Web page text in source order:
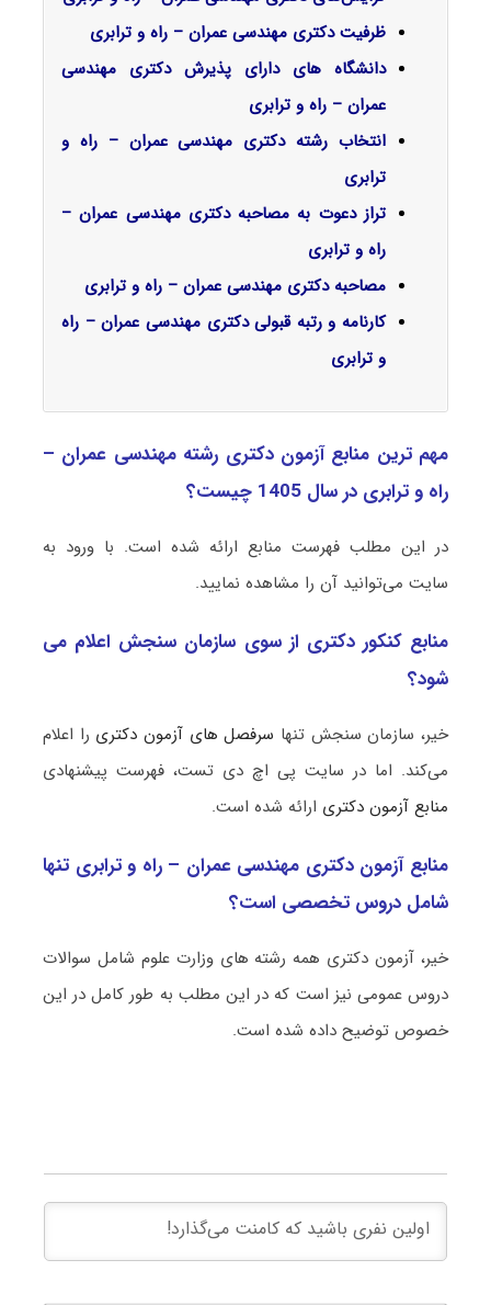
ظرفیت دکتری مهندسی عمران – راه و ترابری
دانشگاه های دارای پذیرش دکتری مهندسی
عمران – راه و ترابری
انتخاب رشته دکتری مهندسی عمران – راه و
ترابری
تراز دعوت به مصاحبه دکتری مهندسی عمران –
راه و ترابری
مصاحبه دکتری مهندسی عمران – راه و ترابری
کارنامه و رتبه قبولی دکتری مهندسی عمران – راه
و ترابری
مهم ترین منابع آزمون دکتری رشته مهندسی عمران –
راه و ترابری در سال 1405 چیست؟
در این مطلب فهرست منابع ارائه شده است. با ورود به
سایت می‌توانید آن را مشاهده نمایید.
منابع کنکور دکتری از سوی سازمان سنجش اعلام می
شود؟
خیر، سازمان سنجش تنها سرفصل های آزمون دکتری را اعلام
می‌کند. اما در سایت پی اچ دی تست، فهرست پیشنهادی
منابع آزمون دکتری ارائه شده است.
منابع آزمون دکتری مهندسی عمران – راه و ترابری تنها
شامل دروس تخصصی است؟
خیر، آزمون دکتری همه رشته های وزارت علوم شامل سوالات
دروس عمومی نیز است که در این مطلب به طور کامل در این
خصوص توضیح داده شده است.